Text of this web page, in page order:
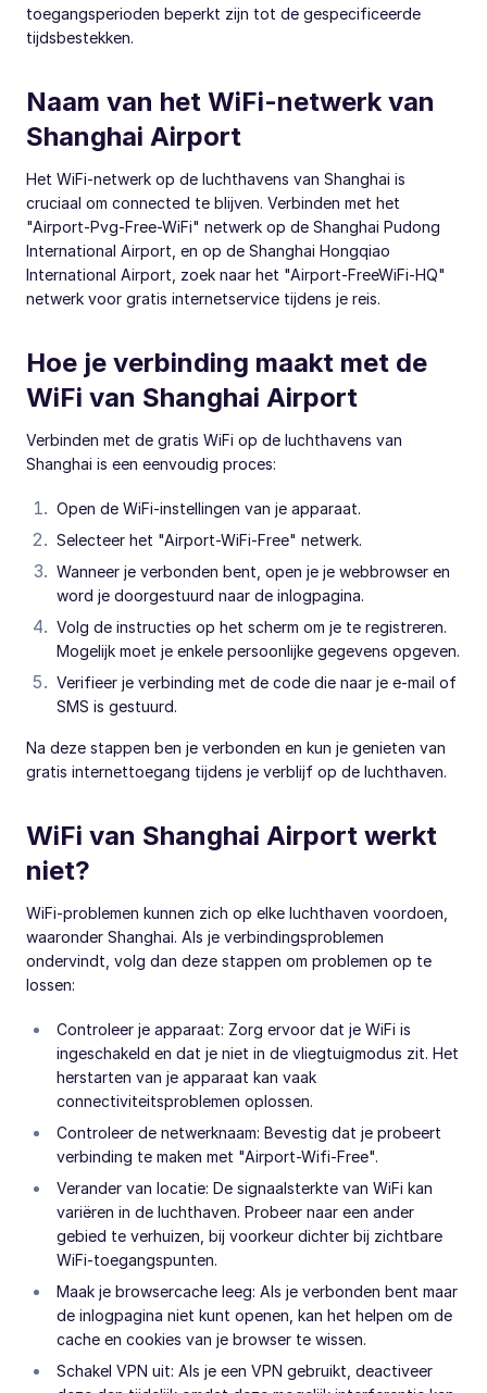
toegangsperioden beperkt zijn tot de gespecificeerde
tijdsbestekken.
Naam van het WiFi-netwerk van
Shanghai Airport
Het WiFi-netwerk op de luchthavens van Shanghai is
cruciaal om connected te blijven. Verbinden met het
"Airport-Pvg-Free-WiFi" netwerk op de Shanghai Pudong
International Airport, en op de Shanghai Hongqiao
International Airport, zoek naar het "Airport-FreeWiFi-HQ"
netwerk voor gratis internetservice tijdens je reis.
Hoe je verbinding maakt met de
WiFi van Shanghai Airport
Verbinden met de gratis WiFi op de luchthavens van
Shanghai is een eenvoudig proces:
Open de WiFi-instellingen van je apparaat.
Selecteer het "Airport-WiFi-Free" netwerk.
Wanneer je verbonden bent, open je je webbrowser en
word je doorgestuurd naar de inlogpagina.
Volg de instructies op het scherm om je te registreren.
Mogelijk moet je enkele persoonlijke gegevens opgeven.
Verifieer je verbinding met de code die naar je e-mail of
SMS is gestuurd.
Na deze stappen ben je verbonden en kun je genieten van
gratis internettoegang tijdens je verblijf op de luchthaven.
WiFi van Shanghai Airport werkt
niet?
WiFi-problemen kunnen zich op elke luchthaven voordoen,
waaronder Shanghai. Als je verbindingsproblemen
ondervindt, volg dan deze stappen om problemen op te
lossen:
Controleer je apparaat: Zorg ervoor dat je WiFi is
ingeschakeld en dat je niet in de vliegtuigmodus zit. Het
herstarten van je apparaat kan vaak
connectiviteitsproblemen oplossen.
Controleer de netwerknaam: Bevestig dat je probeert
verbinding te maken met "Airport-Wifi-Free".
Verander van locatie: De signaalsterkte van WiFi kan
variëren in de luchthaven. Probeer naar een ander
gebied te verhuizen, bij voorkeur dichter bij zichtbare
WiFi-toegangspunten.
Maak je browsercache leeg: Als je verbonden bent maar
de inlogpagina niet kunt openen, kan het helpen om de
cache en cookies van je browser te wissen.
Schakel VPN uit: Als je een VPN gebruikt, deactiveer